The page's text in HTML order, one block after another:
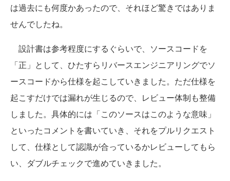
は過去にも何度かあったので、それほど驚きではありま
せんでしたね。
設計書は参考程度にするぐらいで、ソースコードを
「正」として、ひたすらリバースエンジニアリングでソ
ースコードから仕様を起こしていきました。ただ仕様を
起こすだけでは漏れが生じるので、レビュー体制も整備
しました。具体的には「このソースはこのような意味」
といったコメントを書いていき、それをプルリクエスト
して、仕様として認識が合っているかレビューしてもら
い、ダブルチェックで進めていきました。